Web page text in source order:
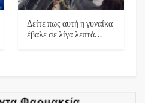
Δείτε πως αυτή η γυναίκα
έβαλε σε λίγα λεπτά…